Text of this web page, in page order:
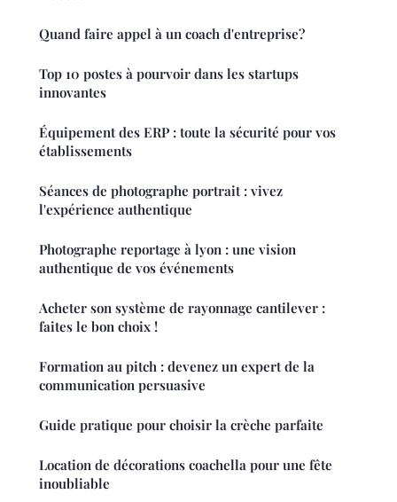
Quand faire appel à un coach d'entreprise?
Top 10 postes à pourvoir dans les startups
innovantes
Équipement des ERP : toute la sécurité pour vos
établissements
Séances de photographe portrait : vivez
l'expérience authentique
Photographe reportage à lyon : une vision
authentique de vos événements
Acheter son système de rayonnage cantilever :
faites le bon choix !
Formation au pitch : devenez un expert de la
communication persuasive
Guide pratique pour choisir la crèche parfaite
Location de décorations coachella pour une fête
inoubliable